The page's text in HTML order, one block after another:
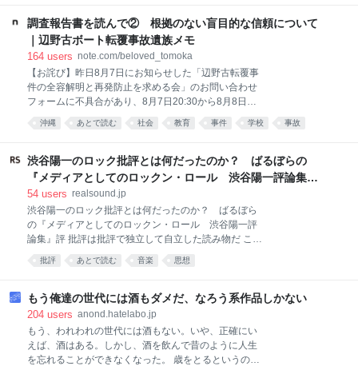
る仕事だけを待っていたとでも思っているのでしょう
か。 身体を使う仕事へ行った人間なんて、いくらでも
います。 見えていないだけです。 建設へ行った。 物
流へ行った。 工場へ行った。 介護へ行った。 警備へ
行った。 非正規でも何でも、とにかく食うために働い
た。 そしてそこで、低賃金、長時間労働、使い捨てに
近い働かせ方に、死にものぐるいで耐えてきた人たち
がいる。 それを今になって、 「仕事はあった」 「選
調査報告書を読んで② 根拠のない盲目的な信頼について
｜辺野古ボート転覆事故遺族メモ
164 users note.com/beloved_tomoka
【お詫び】昨日8月7日にお知らせした「辺野古転覆事
件の全容解明と再発防止を求める会」のお問い合わせ
フォームに不具合があり、8月7日20:30から8月8日
11:30までの間にいただいたお問い合わせを、受信で
きていませんでした。現在は復旧しています。 せっか
取ることができていなかったこと、本当に申し訳なく
思っています。該当の時間帯に送ってくださった方
は、重ねてのお手数をおかけしてしまいますが、もう
ます。 学校法人同志社の特別調査委員会による調査報
告書について、私が考えたことを3回に分けて書いて
います。 2回目は、この報告書が、最後まで解けなか
った問いについてです。 1回目記事：
沖縄 あとで読む 社会 教育 事件 学校 事故
渋谷陽一のロック批評とは何だったのか？ ばるぼらの
『メディアとしてのロックン・ロール 渋谷陽一評論集』
評
54 users realsound.jp
渋谷陽一のロック批評とは何だったのか？ ばるぼら
の『メディアとしてのロックン・ロール 渋谷陽一評
論集』評 批評は批評で独立して自立した読み物だ これ
までちゃんと読んだことがなく、「最後の単行本」と
いうキャッチコピーをきっかけに、何か感傷的な気持
に面食らうだろう。一体この人はなぜずっと怒りっぱ
なしなのかと。それはもちろん、自分たち以外すべて
のロック・ジャーナリズムがゴミだったからだ。 日本
のロック批評を考える上で読まなくてはいけない本が
出た。2026年6月9日に刊行された『メディアとしての
批評 あとで読む 音楽 思想
もう俺達の世代には酒もダメだ、なろう系作品しかない
204 users anond.hatelabo.jp
もう、われわれの世代には酒もない。いや、正確にい
えば、酒はある。しかし、酒を飲んで昔のように人生
を忘れることができなくなった。 歳をとるというの